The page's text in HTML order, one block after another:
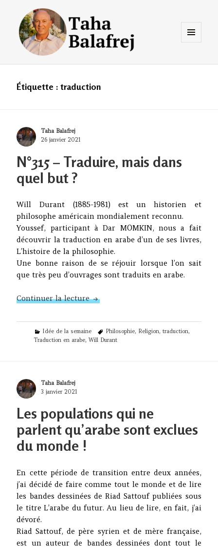
Taha Balafrej Blog
Étiquette :traduction
Author
Taha Balafrej
Posted
26 janvier 2021
N°315 – Traduire, mais dans
quel but ?
Will Durant (1885-1981) est un historien et
philosophe américain mondialement reconnu.
Youssef, participant à Dar MOMKIN, nous a fait
découvrir la traduction en arabe d’un de ses livres,
L’histoire de la philosophie.
Une bonne raison de se réjouir lorsque l’on sait
que très peu d’ouvrages sont traduits en arabe.
Continuer la lectureN°315 – Traduire, mais dans quel
Categories
Idée de la semaine Tags
Philosophie, Religion, traduction,
Traduction en arabe, Will Durant
Author
Taha Balafrej
Posted
3 janvier 2021
Les populations qui ne
parlent qu’arabe sont exclues
du monde !
En cette période de transition entre deux années,
j’ai décidé de faire comme tout le monde et de lire
les bandes dessinées de Riad Sattouf publiées sous
le titre L’arabe du futur. Au lieu de lire, en fait, j’ai
dévoré.
Riad Sattouf, de père syrien et de mère française,
est un auteur de bandes dessinées dont tout le